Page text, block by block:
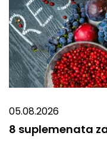
05.08.2026
8 suplemenata